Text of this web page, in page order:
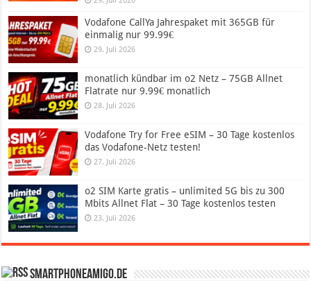
Vodafone CallYa Jahrespaket mit 365GB für
einmalig nur 99.99€
29. Juli 2026
monatlich kündbar im o2 Netz – 75GB Allnet
Flatrate nur 9.99€ monatlich
28. Juli 2026
Vodafone Try for Free eSIM – 30 Tage kostenlos
das Vodafone-Netz testen!
27. Juli 2026
o2 SIM Karte gratis – unlimited 5G bis zu 300
Mbits Allnet Flat – 30 Tage kostenlos testen
23. Juli 2026
SmartphoneAmigo.de